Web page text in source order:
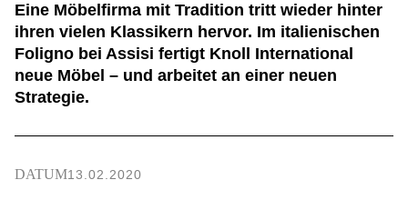
Eine Möbelfirma mit Tradition tritt wieder hinter
ihren vielen Klassikern hervor. Im italienischen
Foligno bei Assisi fertigt Knoll International
neue Möbel – und arbeitet an einer neuen
Strategie.
DATUM13.02.2020